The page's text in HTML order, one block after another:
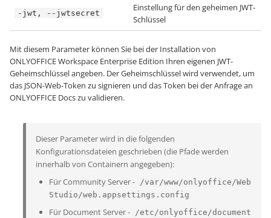
-jwt, --jwtsecret
Einstellung für den geheimen JWT-
Schlüssel
Mit diesem Parameter können Sie bei der Installation von
ONLYOFFICE Workspace Enterprise Edition Ihren eigenen JWT-
Geheimschlüssel angeben. Der Geheimschlüssel wird verwendet, um
das JSON-Web-Token zu signieren und das Token bei der Anfrage an
ONLYOFFICE Docs zu validieren.
Dieser Parameter wird in die folgenden
Konfigurationsdateien geschrieben (die Pfade werden
innerhalb von Containern angegeben):
Für Community Server - /var/www/onlyoffice/Web
Studio/web.appsettings.config
Für Document Server - /etc/onlyoffice/document